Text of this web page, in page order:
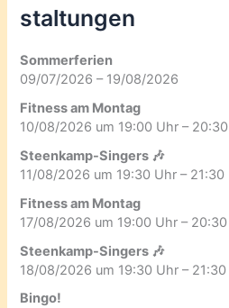
staltungen
Sommerferien
09/07/2026 – 19/08/2026
Fitness am Montag
10/08/2026 um 19:00 Uhr – 20:30
Steenkamp-Singers 🎶
11/08/2026 um 19:30 Uhr – 21:30
Fitness am Montag
17/08/2026 um 19:00 Uhr – 20:30
Steenkamp-Singers 🎶
18/08/2026 um 19:30 Uhr – 21:30
Bingo!